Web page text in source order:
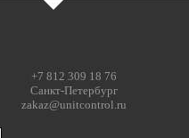
+7 812 309 18 76
Санкт-Петербург
zakaz@unitcontrol.ru